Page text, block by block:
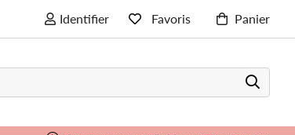
Identifier Favoris Panier